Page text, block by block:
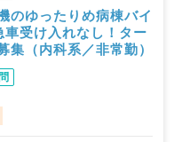
のゆったりめ病棟バイ
受け入れなし！ター
集（内科系／非常勤）